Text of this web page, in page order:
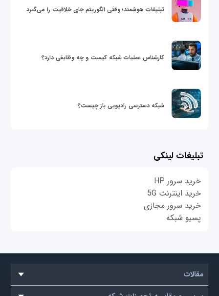
تبلیغات هوشمند؛ وقتی الگوریتم جای خلاقیت را می‌گیرد
کارشناس عملیات شبکه کیست و چه وظایفی دارد؟
شبکه دسترسی رادیویی باز چیست؟
تبلیغات لینکی
خرید سرور HP
خرید اینترنت 5G
خرید سرور مجازی
پسیو شبکه
مقالات